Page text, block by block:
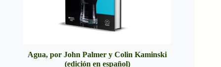
Agua, por John Palmer y Colin Kaminski
(edición en español)